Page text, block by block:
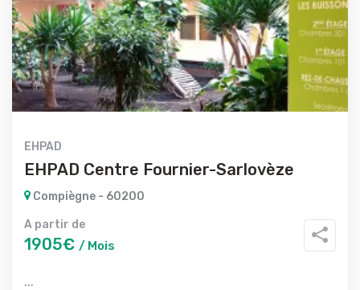
EHPAD
EHPAD Centre Fournier-Sarlovèze
Compiègne - 60200
A partir de
1905€ / Mois
...